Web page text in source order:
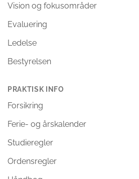
Vision og fokusområder
Evaluering
Ledelse
Bestyrelsen
PRAKTISK INFO
Forsikring
Ferie- og årskalender
Studieregler
Ordensregler